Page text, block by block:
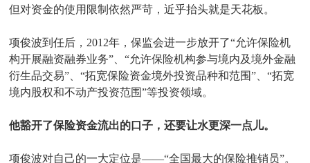
但对资金的使用限制依然严苛，近乎抬头就是天花板。
项俊波到任后，2012年，保监会进一步放开了“允许保险机
构开展融资融券业务”、“允许保险机构参与境内及境外金融
衍生品交易”、“拓宽保险资金境外投资品种和范围”、“拓宽
境内股权和不动产投资范围”等投资领域。
他豁开了保险资金流出的口子，还要让水更深一点儿。
项俊波对自己的一大定位是——“全国最大的保险推销员”。